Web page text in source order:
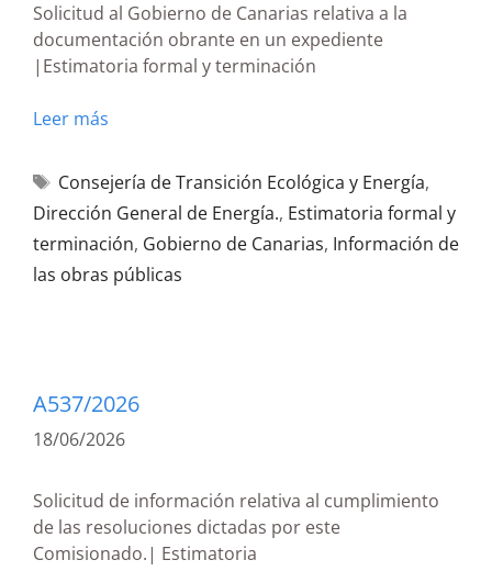
Solicitud al Gobierno de Canarias relativa a la
documentación obrante en un expediente
|Estimatoria formal y terminación
Leer más
Consejería de Transición Ecológica y Energía,
Dirección General de Energía., Estimatoria formal y
terminación, Gobierno de Canarias, Información de
las obras públicas
A537/2026
18/06/2026
Solicitud de información relativa al cumplimiento
de las resoluciones dictadas por este
Comisionado.| Estimatoria